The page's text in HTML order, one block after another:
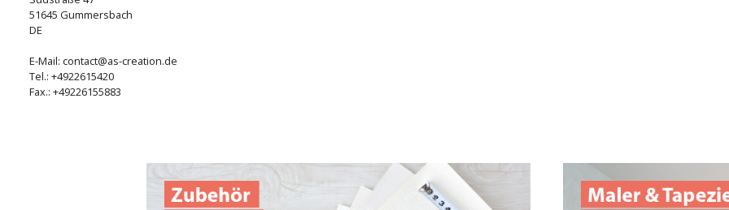
51645 Gummersbach
DE
E-Mail: contact@as-creation.de
Tel.: +4922615420
Fax.: +49226155883